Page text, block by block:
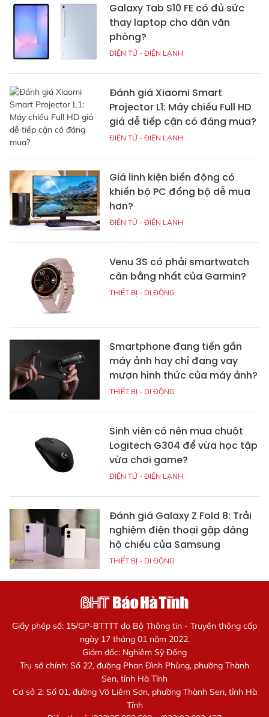
Galaxy Tab S10 FE có đủ sức
thay laptop cho dân văn
phòng?
ĐIỆN TỬ - ĐIỆN LẠNH
Đánh giá Xiaomi Smart
Projector L1: Máy chiếu Full HD
giá dễ tiếp cận có đáng mua?
ĐIỆN TỬ - ĐIỆN LẠNH
Giá linh kiện biến động có
khiến bộ PC đồng bộ dễ mua
hơn?
ĐIỆN TỬ - ĐIỆN LẠNH
Venu 3S có phải smartwatch
cân bằng nhất của Garmin?
THIẾT BỊ - DI ĐỘNG
Smartphone đang tiến gần
máy ảnh hay chỉ đang vay
mượn hình thức của máy ảnh?
THIẾT BỊ - DI ĐỘNG
Sinh viên có nên mua chuột
Logitech G304 để vừa học tập
vừa chơi game?
ĐIỆN TỬ - ĐIỆN LẠNH
Đánh giá Galaxy Z Fold 8: Trải
nghiệm điện thoại gập dáng
hộ chiếu của Samsung
THIẾT BỊ - DI ĐỘNG
Giấy phép số: 15/GP-BTTTT do Bộ Thông tin - Truyền thông cấp
ngày 17 tháng 01 năm 2022.
Giám đốc: Nghiêm Sỹ Đống
Trụ sở chính: Số 22, đường Phan Đình Phùng, phường Thành
Sen, tỉnh Hà Tĩnh
Cơ sở 2: Số 01, đường Võ Liêm Sơn, phường Thành Sen, tỉnh Hà
Tĩnh